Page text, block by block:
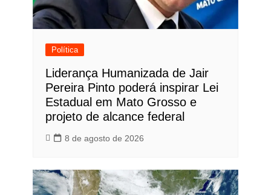
Política
Liderança Humanizada de Jair
Pereira Pinto poderá inspirar Lei
Estadual em Mato Grosso e
projeto de alcance federal
8 de agosto de 2026